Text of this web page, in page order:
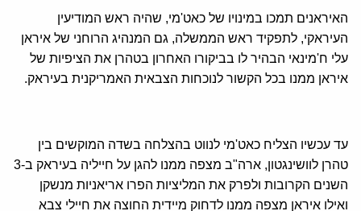
האיראנים תמכו במינויו של כאט'מי, שהיה ראש המודיעין
העיראקי, לתפקיד ראש הממשלה, גם המנהיג הרוחני של איראן
עלי ח'מינאי הבהיר לו בביקורו האחרון בטהרן את הציפיות של
איראן ממנו בכל הקשור לנוכחות הצבאית האמריקנית בעיראק.
עד עכשיו הצליח כאט'מי לנווט בהצלחה בשדה המוקשים בין
טהרן לוושינגטון, ארה"ב מצפה ממנו להגן על חייליה בעיראק ב-3
השנים הקרובות ולפרק את המליציות הפרו אריאניות מנשקן
ואילו איראן מצפה ממנו לדחוק מיידית החוצה את חיילי צבא